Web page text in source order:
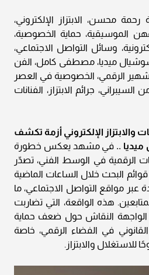
محسن، الابتزاز الإلكتروني،
الموسيقية، حماية الخصوصية،
وسائل التواصل الاجتماعي،
ميديا، مصطفى كامل، الفن
الرقمي، الخصوصية في العصر
جرائم الابتزاز، الفنانات
الإلكتروني أزمة تكشف
.. في مشهد يعكس خطورة
الرقمية في الوسط الفني، تصدّر
قوائم البحث خلال الساعات الماضية
عبر مواقع التواصل الاجتماعي، ما
هذه الواقعة، التي تضاربت
الواجهة النقاش حول ضعف حماية
في الفضاء الرقمي، خاصة
للاستغلال والابتزاز.